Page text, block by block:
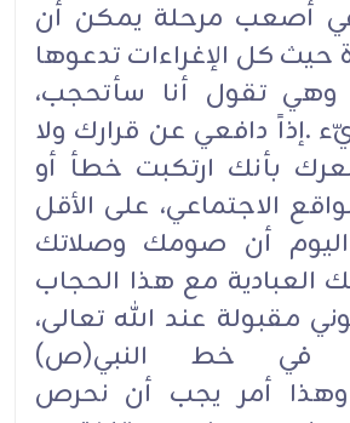
في أصعب مرحلة يمكن أن
حيث كل الإغراءات تدعوها
وهي تقول أنا سأتحجب،
.إذاً دافعي عن قرارك ولا
بأنك ارتكبت خطأ أو
الاجتماعي، على الأقل
أن صومك وصلاتك
العبادية مع هذا الحجاب
مقبولة عند الله تعالى،
في خط النبي(ص)
وهذا أمر يجب أن نحرص